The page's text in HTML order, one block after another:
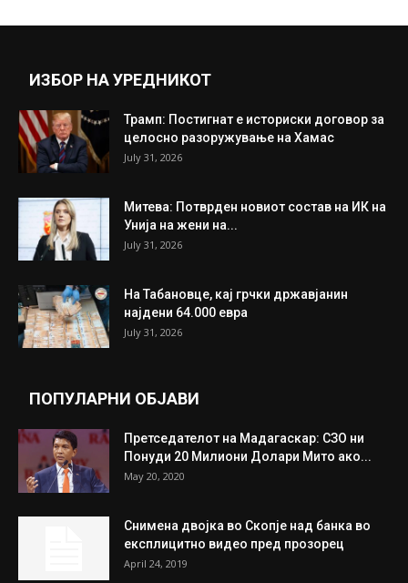
ИЗБОР НА УРЕДНИКОТ
Трамп: Постигнат е историски договор за
целосно разоружување на Хамас
July 31, 2026
Митева: Потврден новиот состав на ИК на
Унија на жени на...
July 31, 2026
На Табановце, кај грчки државјанин
најдени 64.000 евра
July 31, 2026
ПОПУЛАРНИ ОБЈАВИ
Претседателот на Мадагаскар: СЗО ни
Понуди 20 Милиони Долари Мито ако...
May 20, 2020
Снимена двојка во Скопје над банка во
експлицитно видео пред прозорец
April 24, 2019